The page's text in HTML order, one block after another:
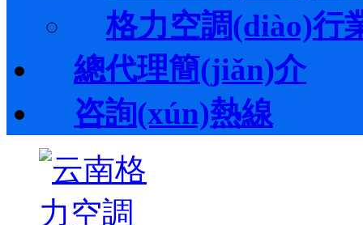
格力空調(diào)行
總代理簡(jiǎn)介
咨詢(xún)熱線